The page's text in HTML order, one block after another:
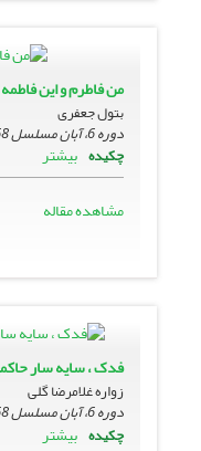
من فاطرم و این
بتول جعفری
دوره 6، آبان مسلسل 68 سال1376 ، آبان 1376
چکیده بیشتر
مشاهده مقاله
فدک ، سایه سار
زواره‏ غلامرضا گلى
دوره 6، آبان مسلسل 68 سال1376 ، آبان 1376
چکیده بیشتر